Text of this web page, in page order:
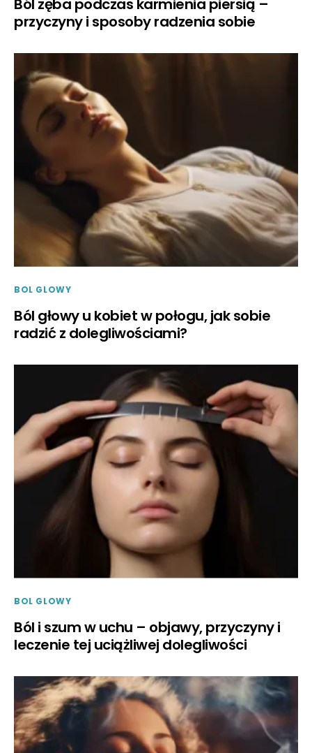
Ból zęba podczas karmienia piersią –
przyczyny i sposoby radzenia sobie
BOL GLOWY
Ból głowy u kobiet w połogu, jak sobie
radzić z dolegliwościami?
BOL GLOWY
Ból i szum w uchu – objawy, przyczyny i
leczenie tej uciążliwej dolegliwości